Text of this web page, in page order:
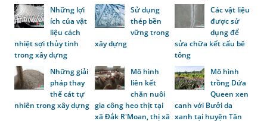
Những lợi
ích của vật
liệu cách
nhiệt sợi thủy tinh
trong xây dựng
Sử dụng
thép bền
vững trong
xây dựng
Các vật liệu
được sử
dụng để
sửa chữa kết cấu bê
tông
Những giải
pháp thay
thế cát tự
nhiên trong xây dựng
Mô hình
liên kết
chăn nuôi
gia công heo thịt tại
xã Đắk R'Moan, thị xã
Mô hình
trồng Dứa
Queen xen
canh với Bưởi da
xanh tại huyện Tân